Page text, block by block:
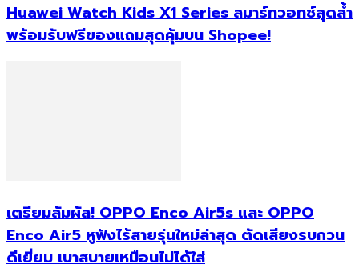
Huawei Watch Kids X1 Series สมาร์ทวอทช์สุดล้ำ
พร้อมรับฟรีของแถมสุดคุ้มบน Shopee!
เตรียมสัมผัส! OPPO Enco Air5s และ OPPO
Enco Air5 หูฟังไร้สายรุ่นใหม่ล่าสุด ตัดเสียงรบกวน
ดีเยี่ยม เบาสบายเหมือนไม่ได้ใส่